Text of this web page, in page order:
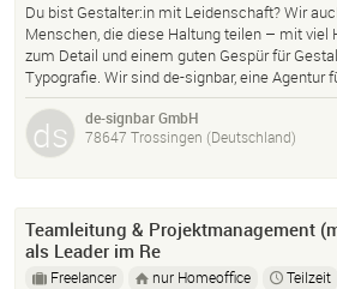
Du bist Gestalter:in mit Leidenschaft? Wir
Menschen, die diese Haltung teilen – mit viel
zum Detail und einem guten Gespür für
Typografie. Wir sind de-signbar, eine Agentur
de-signbar GmbH
78647 Trossingen (Deutschland)
Teamleitung & Projektmanagement
als Leader im Re
Freelancer nur Homeoffice Teilzeit